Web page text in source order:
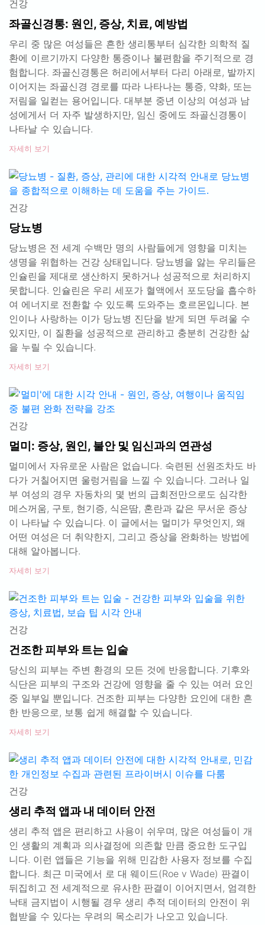
건강
좌골신경통: 원인, 증상, 치료, 예방법
우리 중 많은 여성들은 흔한 생리통부터 심각한 의학적 질
환에 이르기까지 다양한 통증이나 불편함을 주기적으로 경
험합니다. 좌골신경통은 허리에서부터 다리 아래로, 발까지
이어지는 좌골신경 경로를 따라 나타나는 통증, 약화, 또는
저림을 일컫는 용어입니다. 대부분 중년 이상의 여성과 남
성에게서 더 자주 발생하지만, 임신 중에도 좌골신경통이
나타날 수 있습니다.
자세히 보기
건강
당뇨병
당뇨병은 전 세계 수백만 명의 사람들에게 영향을 미치는
생명을 위협하는 건강 상태입니다. 당뇨병을 앓는 우리들은
인슐린을 제대로 생산하지 못하거나 성공적으로 처리하지
못합니다. 인슐린은 우리 세포가 혈액에서 포도당을 흡수하
여 에너지로 전환할 수 있도록 도와주는 호르몬입니다. 본
인이나 사랑하는 이가 당뇨병 진단을 받게 되면 두려울 수
있지만, 이 질환을 성공적으로 관리하고 충분히 건강한 삶
을 누릴 수 있습니다.
자세히 보기
건강
멀미: 증상, 원인, 불안 및 임신과의 연관성
멀미에서 자유로운 사람은 없습니다. 숙련된 선원조차도 바
다가 거칠어지면 울렁거림을 느낄 수 있습니다. 그러나 일
부 여성의 경우 자동차의 몇 번의 급회전만으로도 심각한
메스꺼움, 구토, 현기증, 식은땀, 혼란과 같은 무서운 증상
이 나타날 수 있습니다. 이 글에서는 멀미가 무엇인지, 왜
어떤 여성은 더 취약한지, 그리고 증상을 완화하는 방법에
대해 알아봅니다.
자세히 보기
건강
건조한 피부와 트는 입술
당신의 피부는 주변 환경의 모든 것에 반응합니다. 기후와
식단은 피부의 구조와 건강에 영향을 줄 수 있는 여러 요인
중 일부일 뿐입니다. 건조한 피부는 다양한 요인에 대한 흔
한 반응으로, 보통 쉽게 해결할 수 있습니다.
자세히 보기
건강
생리 추적 앱과 내 데이터 안전
생리 추적 앱은 편리하고 사용이 쉬우며, 많은 여성들이 개
인 생활의 계획과 의사결정에 의존할 만큼 중요한 도구입
니다. 이런 앱들은 기능을 위해 민감한 사용자 정보를 수집
합니다. 최근 미국에서 로 대 웨이드(Roe v Wade) 판결이
뒤집히고 전 세계적으로 유사한 판결이 이어지면서, 엄격한
낙태 금지법이 시행될 경우 생리 추적 데이터의 안전이 위
협받을 수 있다는 우려의 목소리가 나오고 있습니다.